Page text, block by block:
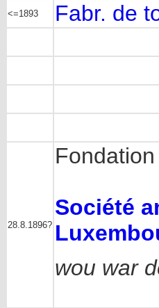
<=1893 Fabr. de
28.8.1896?
Société
wou war